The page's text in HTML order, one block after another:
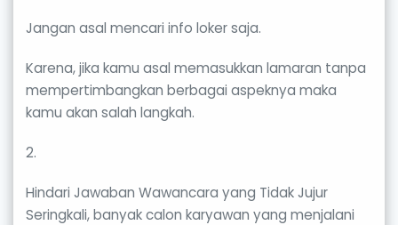
Jangan asal mencari info loker saja.
Karena, jika kamu asal memasukkan lamaran tanpa
mempertimbangkan berbagai aspeknya maka
kamu akan salah langkah.
2.
Hindari Jawaban Wawancara yang Tidak Jujur
Seringkali, banyak calon karyawan yang menjalani